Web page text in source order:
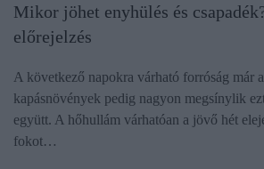
Mikor jöhet enyhülés és
előrejelzés
A következő napokra várható forróság már
kapásnövények pedig nagyon megsínylik
együtt. A hőhullám várhatóan a jövő hét
fokot…